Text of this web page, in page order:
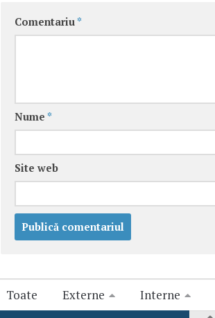
Comentariu *
Nume *
Site web
Toate Externe Interne